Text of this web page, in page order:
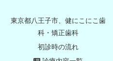
東京都八王子市、健にこにこ歯
科・矯正歯科
初診時の流れ